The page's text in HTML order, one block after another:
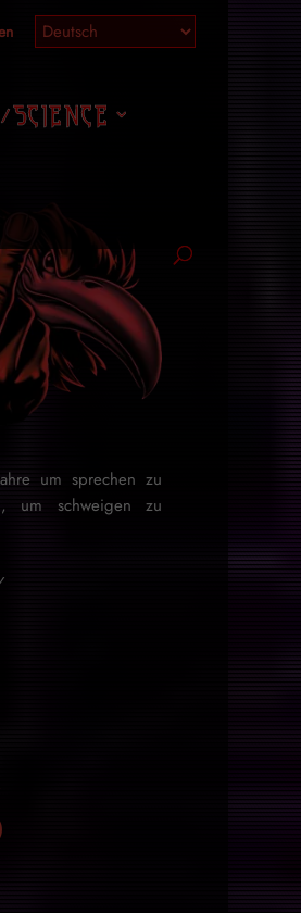
SCIENCE
um sprechen zu
um schweigen zu